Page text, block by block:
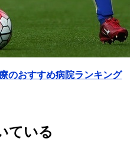
のおすすめ病院ランキング
ている